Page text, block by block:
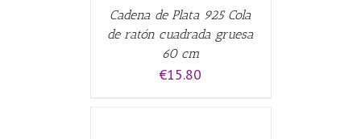
Cadena de Plata 925 Cola
de ratón cuadrada gruesa
60 cm
€15.80